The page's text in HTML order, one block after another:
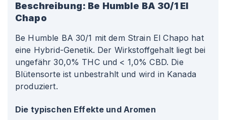
Beschreibung: Be Humble BA 30/1 El
Chapo
Be Humble BA 30/1 mit dem Strain El Chapo hat
eine Hybrid-Genetik. Der Wirkstoffgehalt liegt bei
ungefähr 30,0% THC und < 1,0% CBD. Die
Blütensorte ist unbestrahlt und wird in Kanada
produziert.
Die typischen Effekte und Aromen